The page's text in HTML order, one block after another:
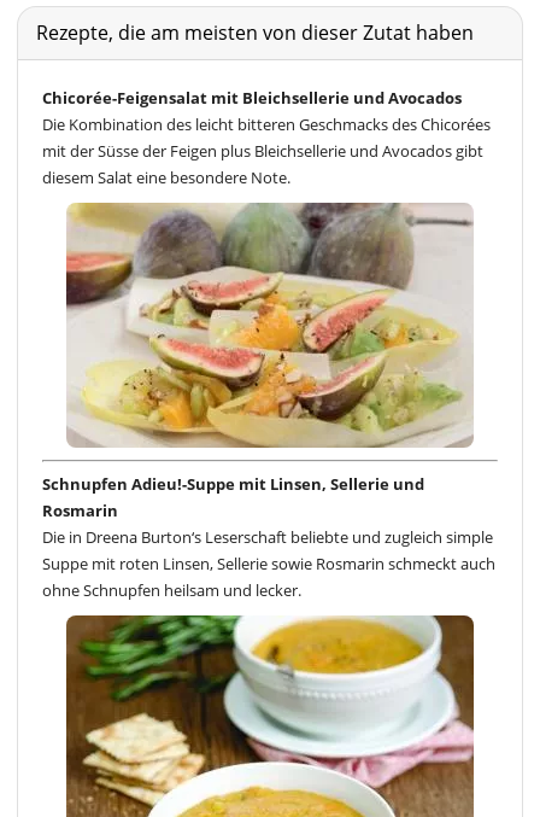
Rezepte, die am meisten von dieser Zutat haben
Chicorée-Feigensalat mit Bleichsellerie und Avocados
Die Kombination des leicht bitteren Geschmacks des Chicorées
mit der Süsse der Feigen plus Bleichsellerie und Avocados gibt
diesem Salat eine besondere Note.
Schnupfen Adieu!-Suppe mit Linsen, Sellerie und
Rosmarin
Die in Dreena Burton‘s Leserschaft beliebte und zugleich simple
Suppe mit roten Linsen, Sellerie sowie Rosmarin schmeckt auch
ohne Schnupfen heilsam und lecker.